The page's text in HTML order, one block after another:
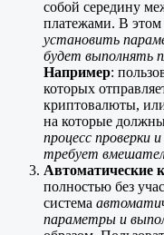
собой середину
платежами. В этом
установить
будет выполнять
Например:
которых
криптовалюты,
на которые
процесс проверки
требует
Автоматические
полностью без
система
параметры и